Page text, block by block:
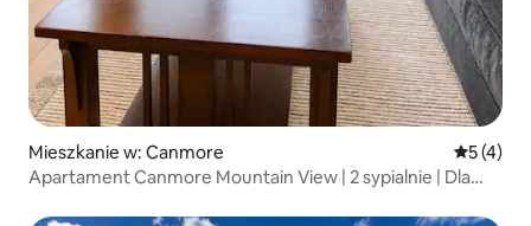
Mieszkanie w: Canmore Średnia
5 (4)
Apartament Canmore Mountain View | 2 sypialnie | Dla